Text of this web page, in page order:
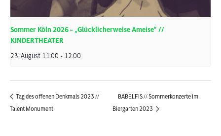
Sommer Köln 2026 – „Glücklicherweise Ameise“ //
KINDERTHEATER
23. August 11:00 - 12:00
Tag des offenen Denkmals 2023 //
Talent Monument
BABELFIS // Sommerkonzerte im
Biergarten 2023